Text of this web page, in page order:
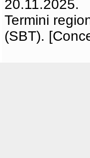
20.11.2025.
Termini
(SBT).